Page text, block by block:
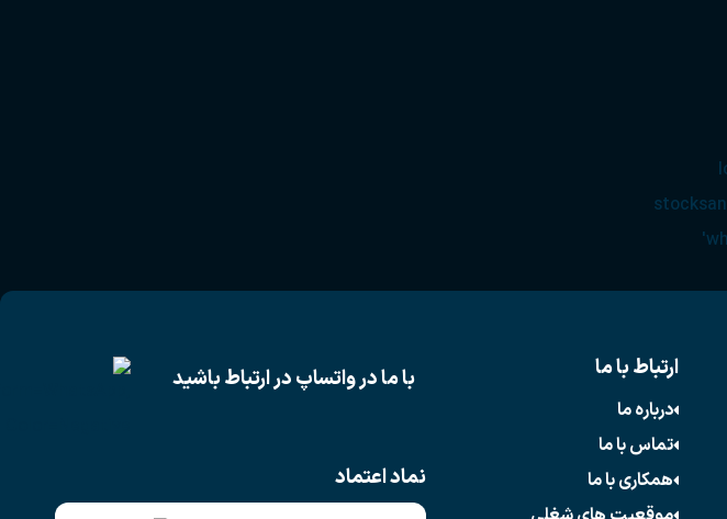
ارتباط با ما
درباره ما
تماس با ما
همکاری با ما
با ما در واتساپ در ارتباط باشید
نماد اعتماد